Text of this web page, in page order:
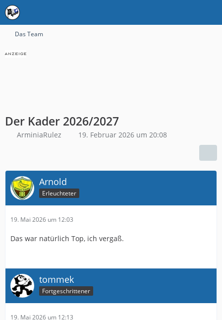
Das Team
Der Kader 2026/2027
ArminiaRulez 19. Februar 2026 um 20:08
Arnold
Erleuchteter
19. Mai 2026 um 12:03
Das war natürlich Top, ich vergaß.
tommek
Fortgeschrittener
19. Mai 2026 um 12:13